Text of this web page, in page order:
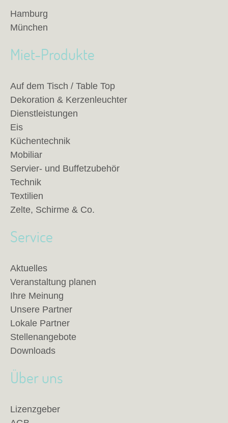
Hamburg
München
Miet-Produkte
Auf dem Tisch / Table Top
Dekoration & Kerzenleuchter
Dienstleistungen
Eis
Küchentechnik
Mobiliar
Servier- und Buffetzubehör
Technik
Textilien
Zelte, Schirme & Co.
Service
Aktuelles
Veranstaltung planen
Ihre Meinung
Unsere Partner
Lokale Partner
Stellenangebote
Downloads
Über uns
Lizenzgeber